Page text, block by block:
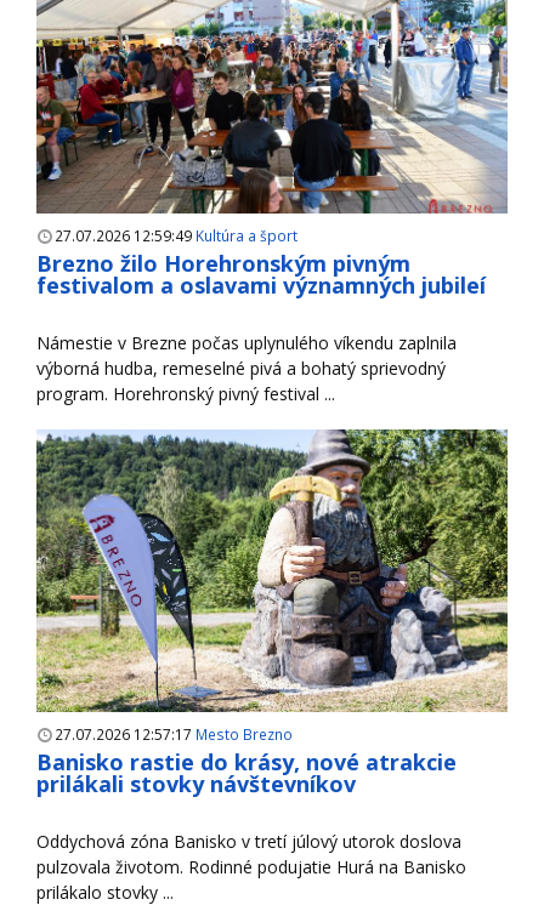
27.07.2026 12:59:49 Kultúra a šport
Brezno žilo Horehronským pivným
festivalom a oslavami významných jubileí
Námestie v Brezne počas uplynulého víkendu zaplnila
výborná hudba, remeselné pivá a bohatý sprievodný
program. Horehronský pivný festival ...
27.07.2026 12:57:17 Mesto Brezno
Banisko rastie do krásy, nové atrakcie
prilákali stovky návštevníkov
Oddychová zóna Banisko v tretí júlový utorok doslova
pulzovala životom. Rodinné podujatie Hurá na Banisko
prilákalo stovky ...